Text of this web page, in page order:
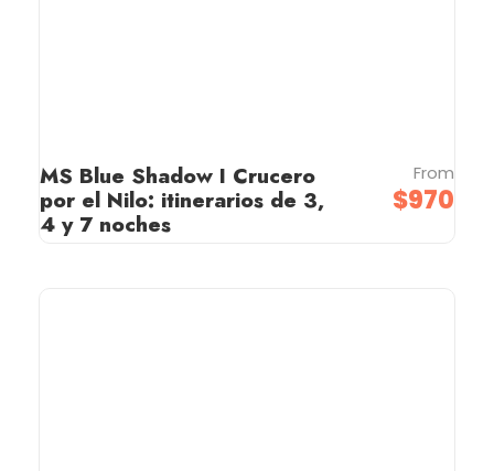
MS Blue Shadow I Crucero
por el Nilo: itinerarios de 3,
4 y 7 noches
From
$970